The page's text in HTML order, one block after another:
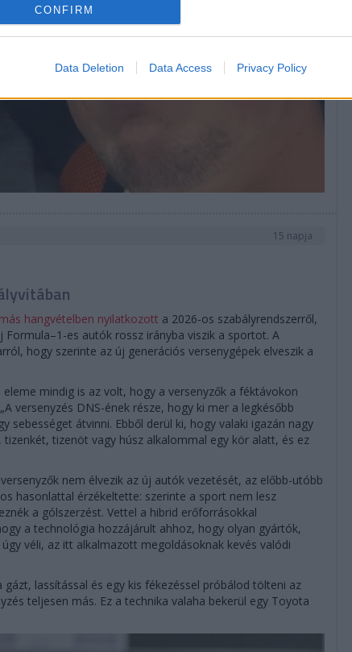
CONFIRM
Data Deletion Data Access Privacy Policy
15 napja
hangvételben nyilatkozott a 2026-os szabályrendszerről,
es autók rossz irányba viszik a sportot. A
hogy szerinte az új generációs versenygépek elveszik a
mindig is az volt, hogy a versenyzők a féktávokon
versenyzés DNS-ének része, hogy ki mer a legkésőbb
sebességet átvinni. Ebből derül ki, hogy valaki igazán nagy
tizenöt vagy húsz alkalommal egy kör alatt, és ez
nem élvezik az új autók vezetését, az előbb-utóbb
hasonlattal érzékeltette: szerinte a sport nem lesz
a gólszerzést. Vettel a hibrid erőforrásokkal
a technológia hozzájárult ahhoz, hogy olyan gyártók,
véli, az itt alkalmazott megoldásoknak kevés valódi
lassítással és egy kis fékezéssel próbálod tölteni az
teljesen más. Ez a technika valaha bekerül egy Toyota